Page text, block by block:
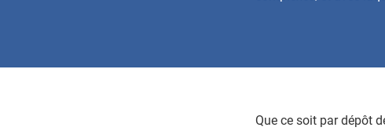
Que ce soit par dépôt